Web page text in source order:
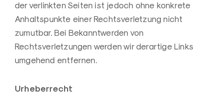
der verlinkten Seiten ist jedoch ohne konkrete
Anhaltspunkte einer Rechtsverletzung nicht
zumutbar. Bei Bekanntwerden von
Rechtsverletzungen werden wir derartige Links
umgehend entfernen.
Urheberrecht